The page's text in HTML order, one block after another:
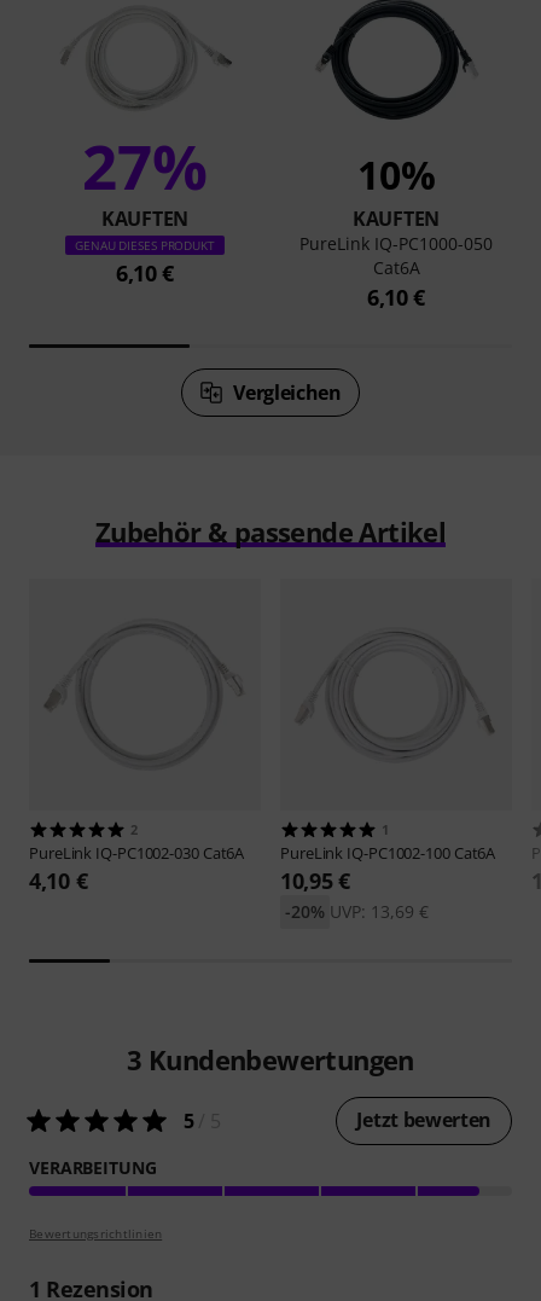
27%
KAUFTEN
GENAU DIESES PRODUKT
6,10 €
10%
KAUFTEN
PureLink IQ-PC1000-050
Cat6A
6,10 €
Vergleichen
Zubehör & passende Artikel
2
PureLink IQ-PC1002-030 Cat6A
4,10 €
1
PureLink IQ-PC1002-100 Cat6A
10,95 €
UVP: 13,69 €
-20%
3 Kundenbewertungen
5/ 5 Jetzt bewerten
VERARBEITUNG
Bewertungsrichtlinien
1 Rezension